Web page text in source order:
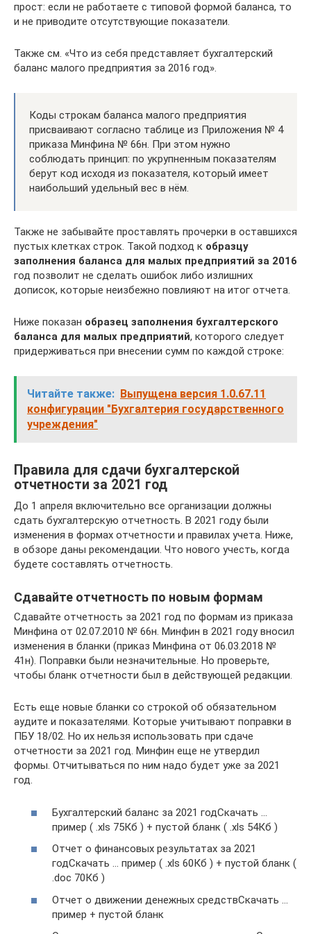
прост: если не работаете с типовой формой баланса, то
и не приводите отсутствующие показатели.
Также см. «Что из себя представляет бухгалтерский
баланс малого предприятия за 2016 год».
Коды строкам баланса малого предприятия
присваивают согласно таблице из Приложения № 4
приказа Минфина № 66н. При этом нужно
соблюдать принцип: по укрупненным показателям
берут код исходя из показателя, который имеет
наибольший удельный вес в нём.
Также не забывайте проставлять прочерки в оставшихся
пустых клетках строк. Такой подход к образцу
заполнения баланса для малых предприятий за 2016
год позволит не сделать ошибок либо излишних
дописок, которые неизбежно повлияют на итог отчета.
Ниже показан образец заполнения бухгалтерского
баланса для малых предприятий, которого следует
придерживаться при внесении сумм по каждой строке:
Читайте также: Выпущена версия 1.0.67.11
конфигурации "Бухгалтерия государственного
учреждения"
Правила для сдачи бухгалтерской
отчетности за 2021 год
До 1 апреля включительно все организации должны
сдать бухгалтерскую отчетность. В 2021 году были
изменения в формах отчетности и правилах учета. Ниже,
в обзоре даны рекомендации. Что нового учесть, когда
будете составлять отчетность.
Сдавайте отчетность по новым формам
Сдавайте отчетность за 2021 год по формам из приказа
Минфина от 02.07.2010 № 66н. Минфин в 2021 году вносил
изменения в бланки (приказ Минфина от 06.03.2018 №
41н). Поправки были незначительные. Но проверьте,
чтобы бланк отчетности был в действующей редакции.
Есть еще новые бланки со строкой об обязательном
аудите и показателями. Которые учитывают поправки в
ПБУ 18/02. Но их нельзя использовать при сдаче
отчетности за 2021 год. Минфин еще не утвердил
формы. Отчитываться по ним надо будет уже за 2021
год.
Бухгалтерский баланс за 2021 годСкачать …
пример ( .xls 75Кб ) + пустой бланк ( .xls 54Кб )
Отчет о финансовых результатах за 2021
годСкачать … пример ( .xls 60Кб ) + пустой бланк (
.doc 70Кб )
Отчет о движении денежных средствСкачать …
пример + пустой бланк